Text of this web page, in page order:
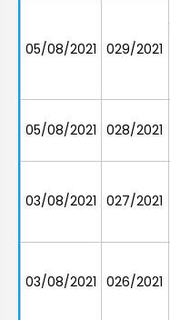
05/08/2021 029/2021
05/08/2021 028/2021
03/08/2021 027/2021
03/08/2021 026/2021